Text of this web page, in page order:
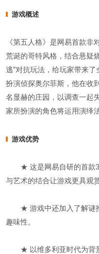
游戏概述
《第五人格》是网易首款非
荒诞的哥特风格，结合悬疑
逃”对抗玩法，给玩家带来
扮演侦探奥尔菲斯，他在收
名显赫的庄园，以调查一起
家所扮演的角色将运用演绎
游戏优势
★ 这是网易自研的首款
与艺术的结合让游戏更具观赏
★ 游戏中还加入了解谜推
趣味性。
★ 以维多利亚时代为背景